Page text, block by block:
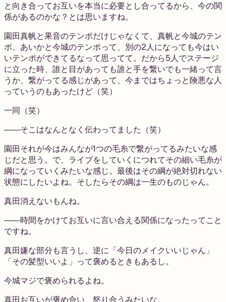
と向き合ってお互いを本当に必要とし合ってるから、今の関
係があるのかな？とは思いますね。
園田真帆と果音のテンポだけじゃなくて、真帆と今城のテン
ポ、あいかと今城のテンポって、別の2人になっても今はい
いテンポができてるなって思ってて。だから5人でステージ
に立った時、誰と目があっても誰と手を繋いでも一緒って言
うか、繋がってる感じがあって、今まではちょっと険悪な人
っていうのもあったけど（笑）
一同 （笑）
――そこはなんとなく伝わってました（笑）
園田それが今はみんなが1つの毛糸で繋がってるみたいな感
じだと思う。で、ライブをしていくにつれてその細い毛糸が
綱になっていくみたいな感じ。最後はその綱が絶対切れない
状態にしたいよね。そしたらその綱は一生のものじゃん。
真田消えないもんね。
――時間をかけてお互いに言い合える関係になったってこと
ですね。
真田嫌な部分も言うし、逆に「今日のメイクいいじゃん」
「その髪型いいよ」って褒めるときもあるし。
今城マジで褒められるよね。
真田お互いが褒め合い、怒り合うみたいな。